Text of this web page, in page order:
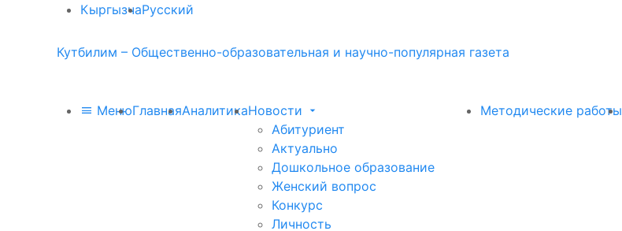
КыргызчаРусский
Кутбилим – Общественно-образовательная и научно-популярная газета
МенюГлавнаяАналитикаНовости
Абитуриент
Актуально
Дошкольное образование
Женский вопрос
Конкурс
Личность
Методические работы